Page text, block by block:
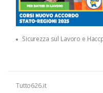
Sicurezza sul Lavoro e
Tutto626.it